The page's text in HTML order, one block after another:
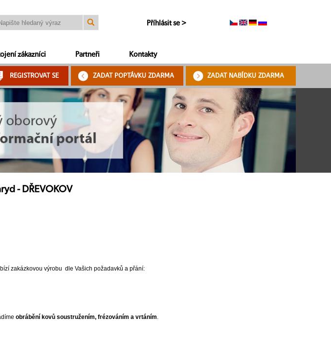
Příhlásit se >
zákazníci Partneři Kontakty
REGISTROVAT SE ZADAT POPTÁVKU ZDARMA ZADAT NABÍDKU ZDARMA
- DŘEVOKOV
zakázkovou výrobu dle Vašich požadavků a přání:
obrábění kovů soustružením, frézováním a vrtáním.